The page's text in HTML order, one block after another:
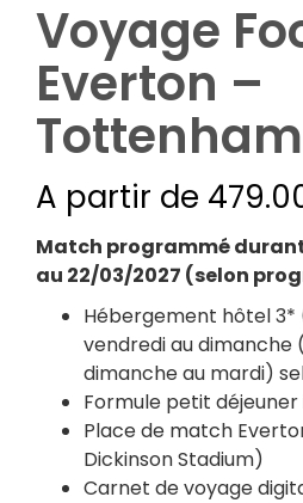
Voyage
Everton –
Tottenham
A partir de
Match programmé durant
au 22/03/2027 (selon
Hébergement hôtel 3*
vendredi au dimanche
dimanche au mardi)
Formule petit déjeuner
Place de match
Dickinson Stadium)
Carnet de voyage